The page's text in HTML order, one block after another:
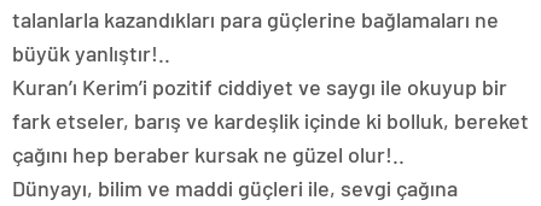
talanlarla kazandıkları para güçlerine bağlamaları ne
büyük yanlıştır!..
Kuran’ı Kerim’i pozitif ciddiyet ve saygı ile okuyup bir
fark etseler, barış ve kardeşlik içinde ki bolluk, bereket
çağını hep beraber kursak ne güzel olur!..
Dünyayı, bilim ve maddi güçleri ile, sevgi çağına